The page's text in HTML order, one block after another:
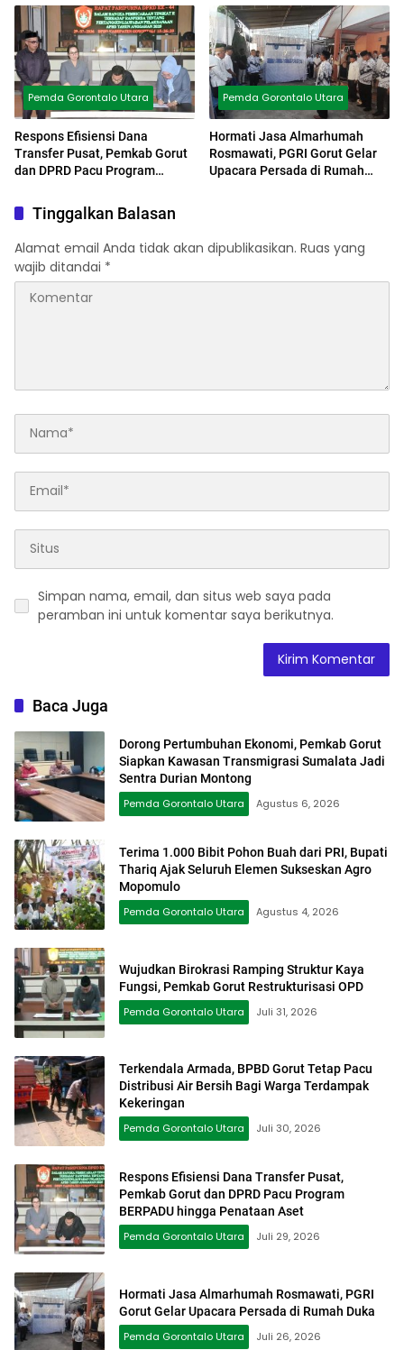
Pemda Gorontalo Utara
Respons Efisiensi Dana
Transfer Pusat, Pemkab Gorut
dan DPRD Pacu Program
Aset
Pemda Gorontalo Utara
Hormati Jasa Almarhumah
Rosmawati, PGRI Gorut Gelar
Upacara Persada di Rumah
Tinggalkan Balasan
Alamat email Anda tidak akan dipublikasikan. Ruas yang
wajib ditandai *
Simpan nama, email, dan situs web saya pada
peramban ini untuk komentar saya berikutnya.
Baca Juga
Dorong Pertumbuhan Ekonomi, Pemkab Gorut
Siapkan Kawasan Transmigrasi Sumalata Jadi
Sentra Durian Montong
Pemda Gorontalo Utara
Agustus 6, 2026
Terima 1.000 Bibit Pohon Buah dari PRI, Bupati
Thariq Ajak Seluruh Elemen Sukseskan Agro
Mopomulo
Pemda Gorontalo Utara
Agustus 4, 2026
Wujudkan Birokrasi Ramping Struktur Kaya
Fungsi, Pemkab Gorut Restrukturisasi OPD
Pemda Gorontalo Utara
Juli 31, 2026
Terkendala Armada, BPBD Gorut Tetap Pacu
Distribusi Air Bersih Bagi Warga Terdampak
Kekeringan
Pemda Gorontalo Utara
Juli 30, 2026
Respons Efisiensi Dana Transfer Pusat,
Pemkab Gorut dan DPRD Pacu Program
BERPADU hingga Penataan Aset
Pemda Gorontalo Utara
Juli 29, 2026
Hormati Jasa Almarhumah Rosmawati, PGRI
Gorut Gelar Upacara Persada di Rumah Duka
Pemda Gorontalo Utara
Juli 26, 2026